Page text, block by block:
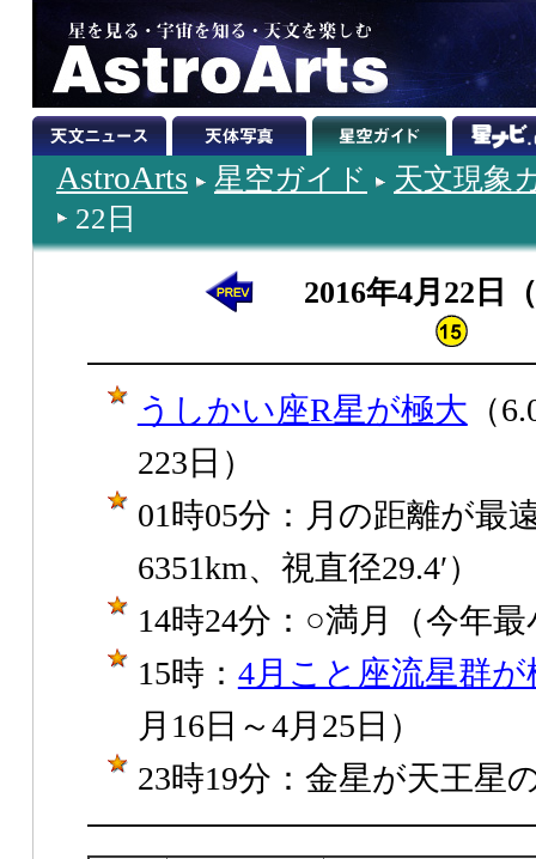
AstroArts 星空ガイド
天文現象
22日
2016年4月22日
うしかい座R星が極大 （
223日）
01時05分：月の距離が最
6351km、視直径29.4′）
14時24分：○満月（今年
15時： 4月こと座流星群が
月16日～4月25日）
23時19分：金星が天王星